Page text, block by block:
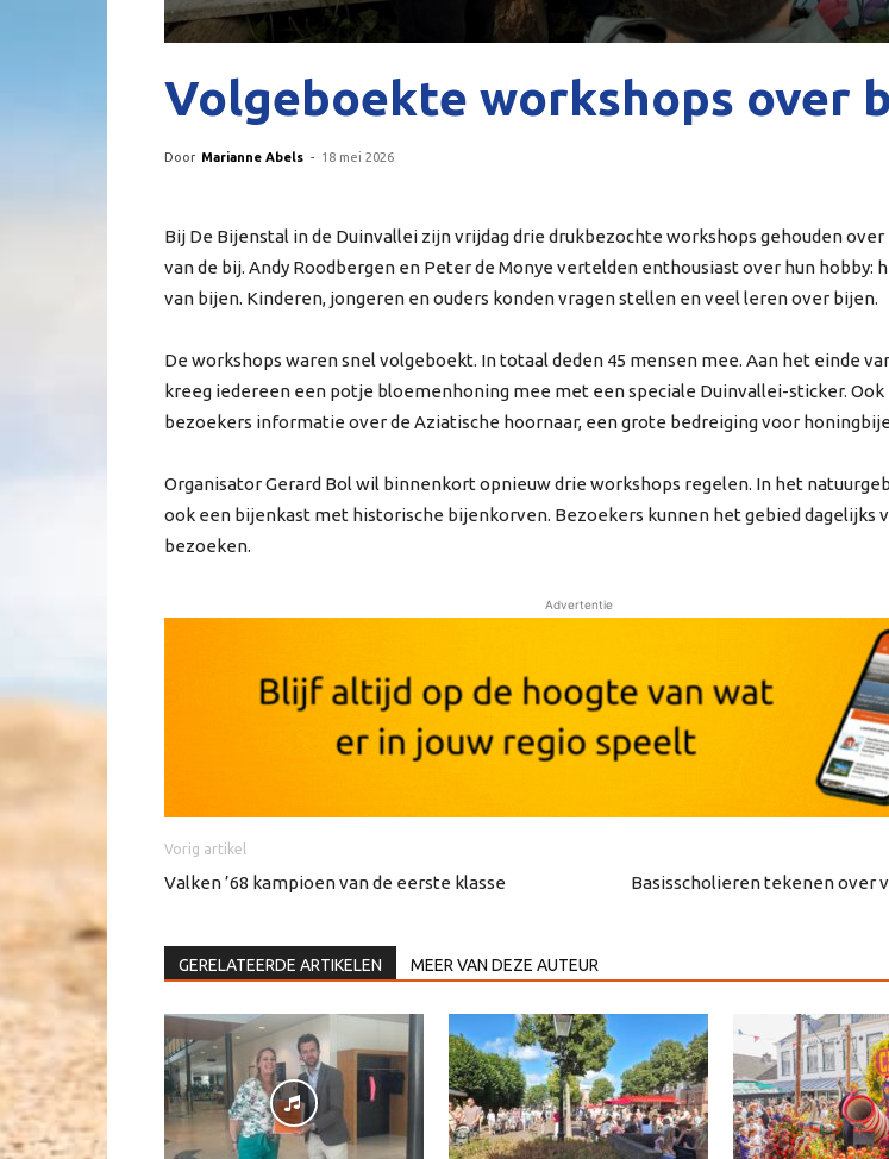
Volgeboekte workshops over
Door Marianne Abels - 18 mei 2026
Bij De Bijenstal in de Duinvallei zijn vrijdag drie drukbezochte workshops gehouden
van de bij. Andy Roodbergen en Peter de Monye vertelden enthousiast over hun hobby:
van bijen. Kinderen, jongeren en ouders konden vragen stellen en veel leren over bijen.
De workshops waren snel volgeboekt. In totaal deden 45 mensen mee. Aan het einde
kreeg iedereen een potje bloemenhoning mee met een speciale Duinvallei-sticker. Ook
bezoekers informatie over de Aziatische hoornaar, een grote bedreiging voor
Organisator Gerard Bol wil binnenkort opnieuw drie workshops regelen. In het
ook een bijenkast met historische bijenkorven. Bezoekers kunnen het gebied dagelijks
bezoeken.
Advertentie
Vorig artikel
Valken ’68 kampioen van de eerste klasse Basisscholieren tekenen over
GERELATEERDE ARTIKELEN MEER VAN DEZE AUTEUR